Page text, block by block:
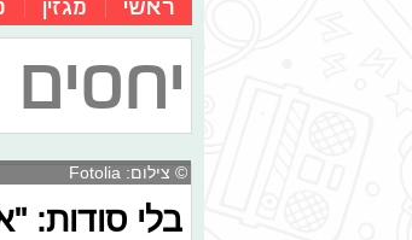
ראשי מגזין
© צילום: Fotolia
בלי סודות: